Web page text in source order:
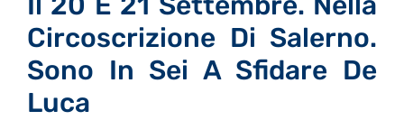
Circoscrizione Di Salerno.
Sono In Sei A Sfidare De
Luca